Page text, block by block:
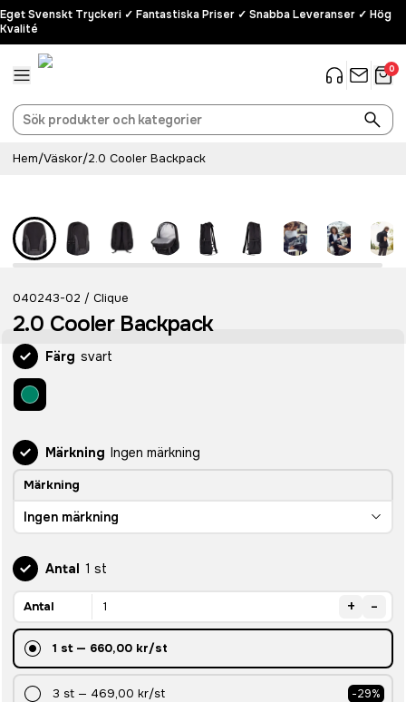
Eget Svenskt Tryckeri ✓ Fantastiska Priser ✓ Snabba Leveranser ✓ Hög
Kvalité
0
Hem/Väskor/2.0 Cooler Backpack
040243-02 / Clique
2.0 Cooler Backpack
Färg svart
Märkning Ingen märkning
Märkning
Ingen märkning
Antal 1 st
Antal + -
1 st— 660,00 kr/st
3 st — 469,00 kr/st -29%